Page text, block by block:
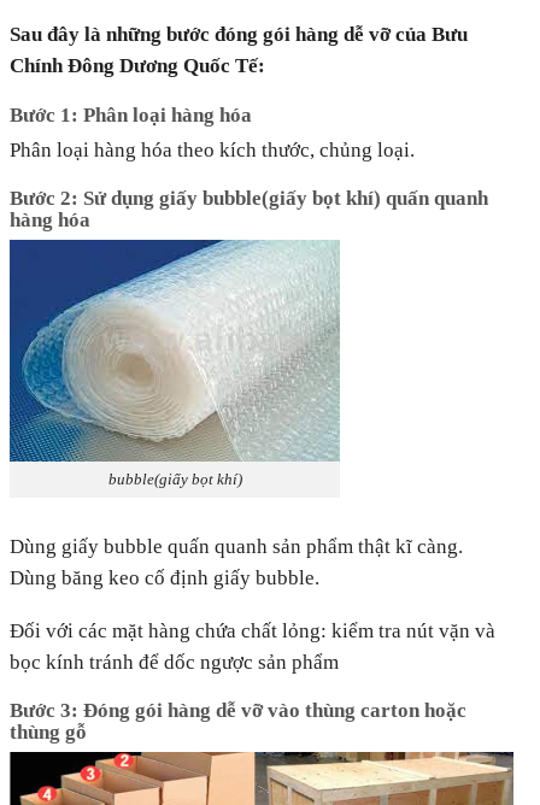
Sau đây là những bước đóng gói hàng dễ vỡ của Bưu
Chính Đông Dương Quốc Tế:
Bước 1: Phân loại hàng hóa
Phân loại hàng hóa theo kích thước, chủng loại.
Bước 2: Sử dụng giấy bubble(giấy bọt khí) quấn quanh
hàng hóa
bubble(giấy bọt khí)
Dùng giấy bubble quấn quanh sản phẩm thật kĩ càng.
Dùng băng keo cố định giấy bubble.
Đối với các mặt hàng chứa chất lỏng: kiểm tra nút vặn và
bọc kính tránh để dốc ngược sản phẩm
Bước 3: Đóng gói hàng dễ vỡ vào thùng carton hoặc
thùng gỗ